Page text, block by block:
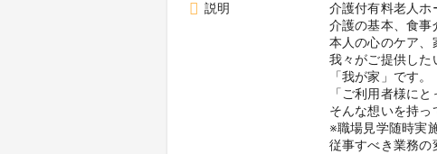
説明
介護付有料老人ホ
介護の基本、食事
本人の心のケア、
我々がご提供した
「我が家」です。
「ご利用者様に
そんな想いを持っ
※職場見学随時実
従事すべき業務の